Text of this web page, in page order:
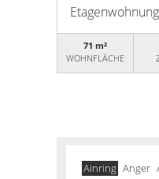
Etagenwohnung
71 m²
WOHNFLÄCHE
Ainring Anger